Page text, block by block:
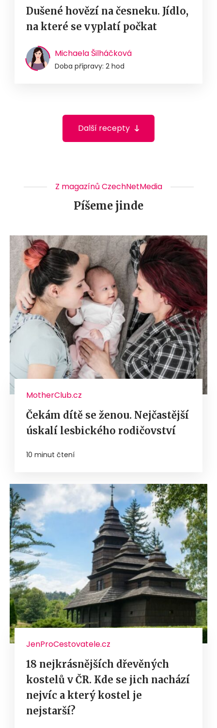
Dušené hovězí na česneku. Jídlo,
na které se vyplatí počkat
Michaela Šilháčková
Doba přípravy: 2 hod
Další recepty
Z magazínů CzechNetMedia
Píšeme jinde
MotherClub.cz
Čekám dítě se ženou. Nejčastější
úskalí lesbického rodičovství
10 minut čtení
JenProCestovatele.cz
18 nejkrásnějších dřevěných
kostelů v ČR. Kde se jich nachází
nejvíc a který kostel je
nejstarší?